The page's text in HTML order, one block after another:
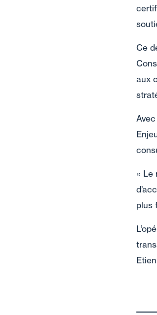
Ce
aux
« Le
plus